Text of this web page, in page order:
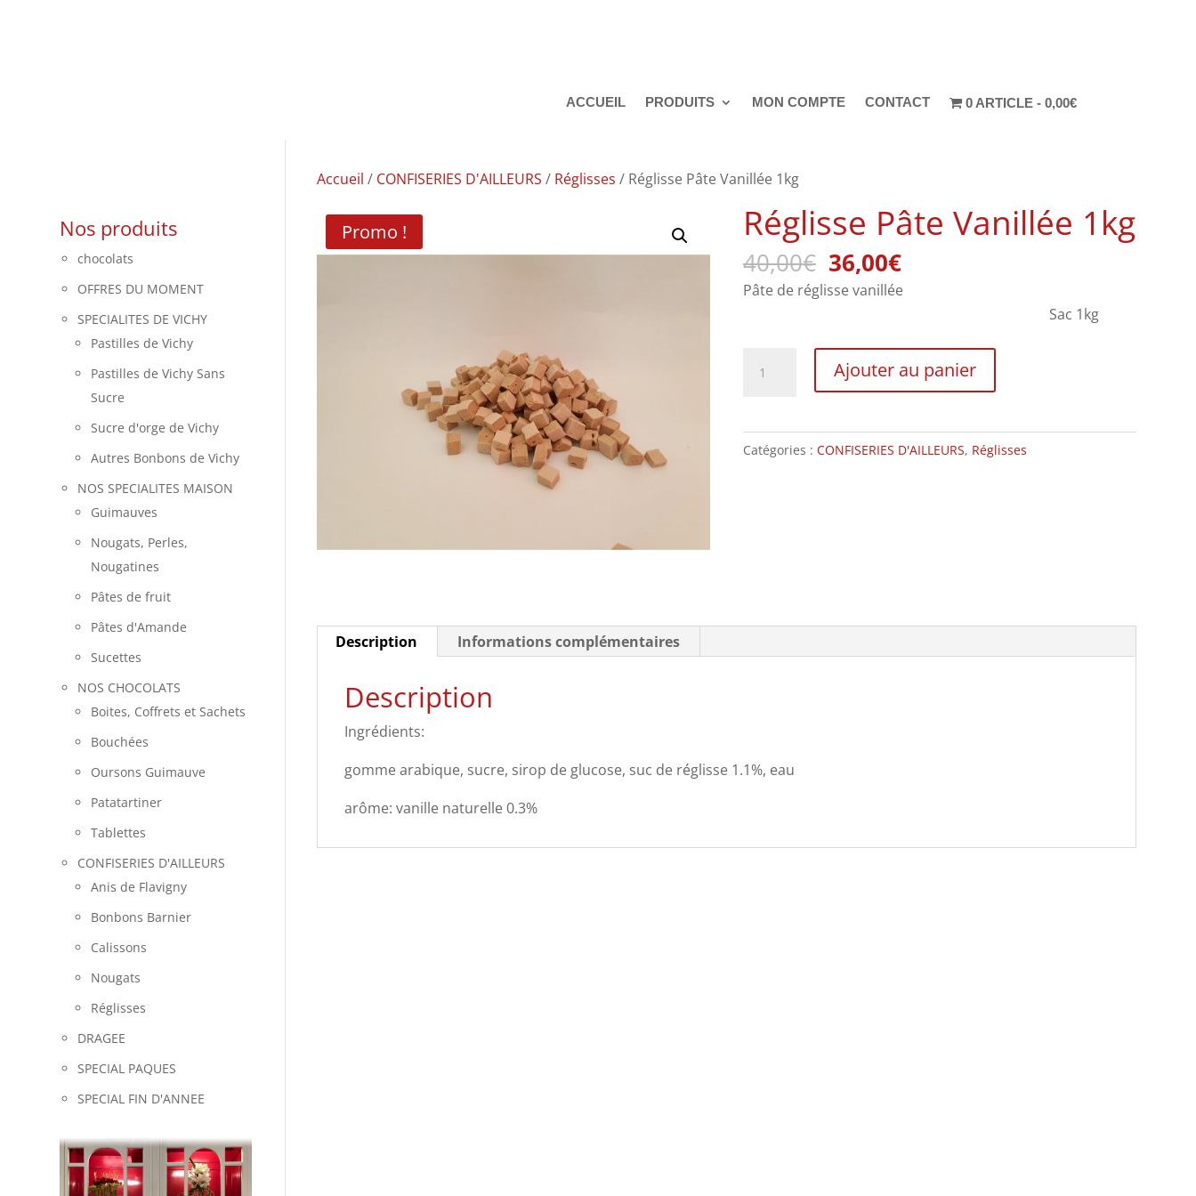
ACCUEIL PRODUITS MON COMPTE CONTACT 0 ARTICLE 0,00€
Accueil / CONFISERIES D'AILLEURS / Réglisses / Réglisse Pâte Vanillée 1kg
Promo ! Réglisse Pâte Vanillée 1kg
40,00€ Le
prix
40,00€.
36,00€Le
prix
36,00€.
Pâte de réglisse vanillée
Sac 1kg
Pâte
Vanillée
Ajouter au panier
Catégories : CONFISERIES D'AILLEURS, Réglisses
Description Informations complémentaires
Description
Ingrédients:
gomme arabique, sucre, sirop de glucose, suc de réglisse 1.1%, eau
arôme: vanille naturelle 0.3%
Nos produits
chocolats
OFFRES DU MOMENT
SPECIALITES DE VICHY
Pastilles de Vichy
Pastilles de Vichy Sans
Sucre
Sucre d'orge de Vichy
Autres Bonbons de Vichy
NOS SPECIALITES MAISON
Guimauves
Nougats, Perles,
Nougatines
Pâtes de fruit
Pâtes d'Amande
Sucettes
NOS CHOCOLATS
Boites, Coffrets et Sachets
Bouchées
Oursons Guimauve
Patatartiner
Tablettes
CONFISERIES D'AILLEURS
Anis de Flavigny
Bonbons Barnier
Calissons
Nougats
Réglisses
DRAGEE
SPECIAL PAQUES
SPECIAL FIN D'ANNEE